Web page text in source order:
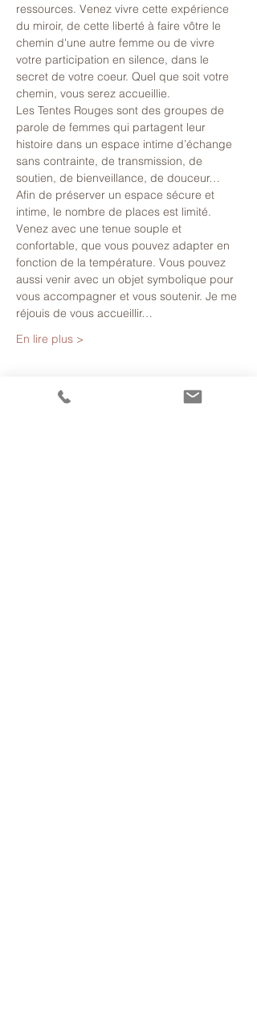
ressources. Venez vivre cette expérience
du miroir, de cette liberté à faire vôtre le
chemin d'une autre femme ou de vivre
votre participation en silence, dans le
secret de votre coeur. Quel que soit votre
chemin, vous serez accueillie.
Les Tentes Rouges sont des groupes de
parole de femmes qui partagent leur
histoire dans un espace intime d’échange
sans contrainte, de transmission, de
soutien, de bienveillance, de douceur…
Afin de préserver un espace sécure et
intime, le nombre de places est limité.
Venez avec une tenue souple et
confortable, que vous pouvez adapter en
fonction de la température. Vous pouvez
aussi venir avec un objet symbolique pour
vous accompagner et vous soutenir. Je me
réjouis de vous accueillir…
En lire plus >
Billets